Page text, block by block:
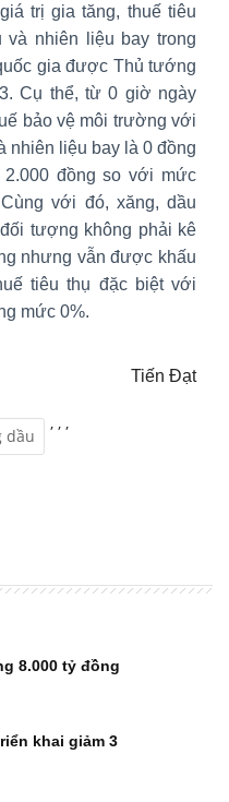
trị gia tăng, thuế tiêu
nhiên liệu bay trong
gia được Thủ tướng
Cụ thể, từ 0 giờ ngày
bảo vệ môi trường với
nhiên liệu bay là 0 đồng
đồng so với mức
với đó, xăng, dầu
tượng không phải kê
nhưng vẫn được khấu
tiêu thụ đặc biệt với
mức 0%.
Tiến Đạt
,
dầu
, ,
8.000 tỷ đồng
khai giảm 3